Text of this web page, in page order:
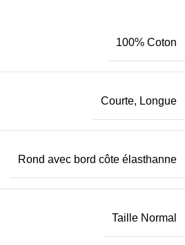
100% Coton
Courte, Longue
Rond avec bord côte élasthanne
Taille Normal